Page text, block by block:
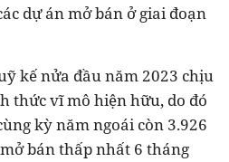
dự án mở bán ở giai đoạn
kế nửa đầu năm 2023 chịu
thức vĩ mô hiện hữu, do đó
kỳ năm ngoái còn 3.926
bán thấp nhất 6 tháng